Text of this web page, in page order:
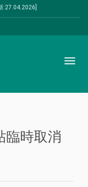
:27.04.2026]
臨時取消